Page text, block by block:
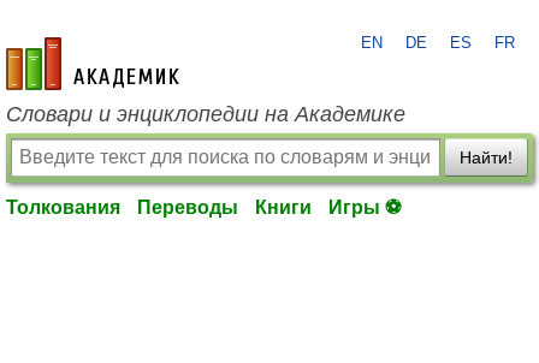
academic.ru
EN DE ES FR
Словари и энциклопедии на Академике
Найти!
Толкования Переводы Книги Игры ⚽